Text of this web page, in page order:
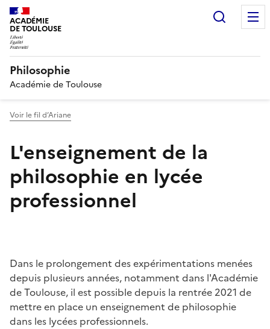
ACADÉMIE
DE TOULOUSE
Philosophie
Académie de Toulouse
Voir le fil d’Ariane
L'enseignement de la
philosophie en lycée
professionnel
Dans le prolongement des expérimentations menées
depuis plusieurs années, notamment dans l'Académie
de Toulouse, il est possible depuis la rentrée 2021 de
mettre en place un enseignement de philosophie
dans les lycées professionnels.